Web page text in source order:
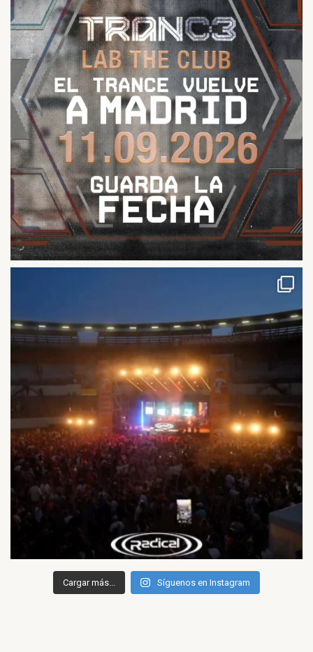
Cargar más... Síguenos en Instagram